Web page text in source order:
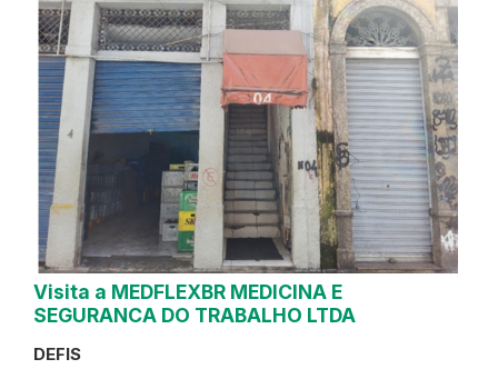
Visita a MEDFLEXBR MEDICINA E
SEGURANCA DO TRABALHO LTDA
DEFIS